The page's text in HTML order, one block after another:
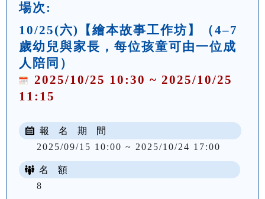
場次:
10/25(六)【繪本故事工作坊】（4–7
歲幼兒與家長，每位孩童可由一位成
人陪同）
2025/10/25 10:30 ~ 2025/10/25
11:15
報 名 期 間
2025/09/15 10:00 ~ 2025/10/24 17:00
名 額
8